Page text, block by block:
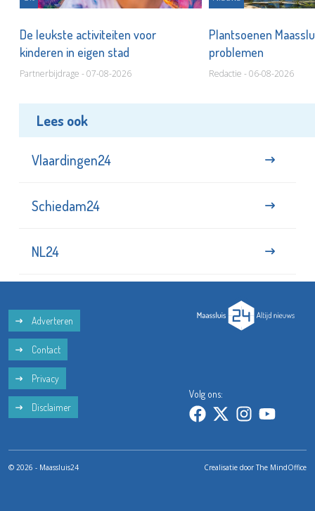
De leukste activiteiten voor
kinderen in eigen stad
Partnerbijdrage - 07-08-2026
Plantsoenen
problemen
Redactie - 06-08-2026
Lees ook
Vlaardingen24
Schiedam24
NL24
Adverteren
Contact
Privacy
Disclaimer
Volg ons:
© 2026 - Maassluis24 Crealisatie doorThe MindOffice